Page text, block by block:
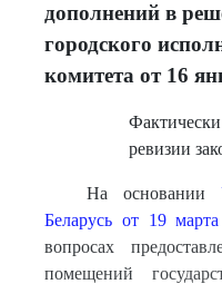
дополнений в
городского
комитета от 16
ревизии
На основании
Беларусь от 19
вопросах
помещений